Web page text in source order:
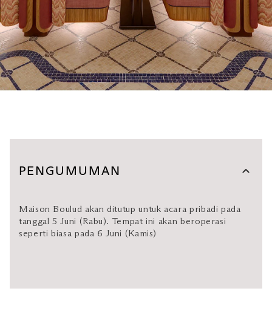
PENGUMUMAN
Maison Boulud akan ditutup untuk acara pribadi pada
tanggal 5 Juni (Rabu). Tempat ini akan beroperasi
seperti biasa pada 6 Juni (Kamis)